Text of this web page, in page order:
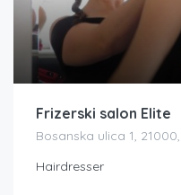
Frizerski salon Elite
Bosanska ulica 1,
Hairdresser